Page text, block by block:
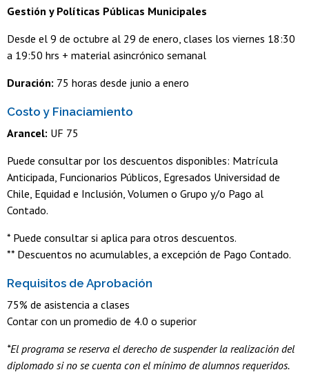
Gestión y Políticas Públicas Municipales
Desde el 9 de octubre al 29 de enero, clases los viernes 18:30
a 19:50 hrs + material asincrónico semanal
Duración: 75 horas desde junio a enero
Costo y Finaciamiento
Arancel: UF 75
Puede consultar por los descuentos disponibles: Matrícula
Anticipada, Funcionarios Públicos, Egresados Universidad de
Chile, Equidad e Inclusión, Volumen o Grupo y/o Pago al
Contado.
* Puede consultar si aplica para otros descuentos.
** Descuentos no acumulables, a excepción de Pago Contado.
Requisitos de Aprobación
75% de asistencia a clases
Contar con un promedio de 4.0 o superior
*El programa se reserva el derecho de suspender la realización del
diplomado si no se cuenta con el mínimo de alumnos requeridos.